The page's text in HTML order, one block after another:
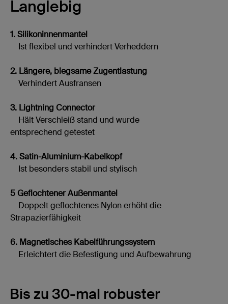
Langlebig
1. Silikoninnenmantel
Ist flexibel und verhindert Verheddern
2. Längere, biegsame Zugentlastung
Verhindert Ausfransen
3. Lightning Connector
Hält Verschleiß stand und wurde
entsprechend getestet
4. Satin-Aluminium-Kabelkopf
Ist besonders stabil und stylisch
5 Geflochtener Außenmantel
Doppelt geflochtenes Nylon erhöht die
Strapazierfähigkeit
6. Magnetisches Kabelführungssystem
Erleichtert die Befestigung und Aufbewahrung
Bis zu 30-mal robuster